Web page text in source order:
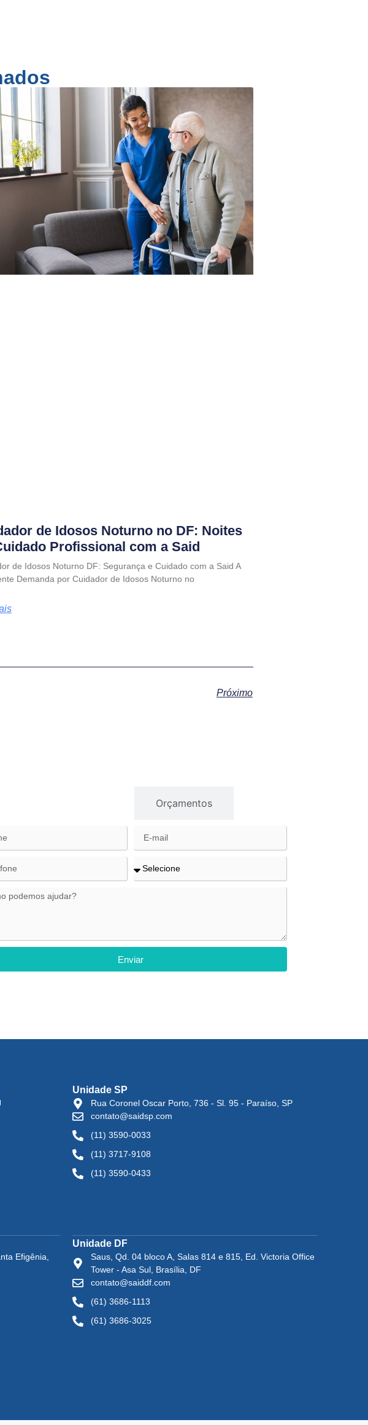
de Idosos Noturno no DF: Noites
Profissional com a Said
de Idosos Noturno DF: Segurança e Cuidado com a Said A
Demanda por Cuidador de Idosos Noturno no
Próximo
Orçamentos
Enviar
Efigênia,
Unidade SP
Rua Coronel Oscar Porto, 736 - Sl. 95 - Paraíso, SP
contato@saidsp.com
(11) 3590-0033
(11) 3717-9108
(11) 3590-0433
Unidade DF
Saus, Qd. 04 bloco A, Salas 814 e 815, Ed. Victoria Office
Tower - Asa Sul, Brasília, DF
contato@saiddf.com
(61) 3686-1113
(61) 3686-3025